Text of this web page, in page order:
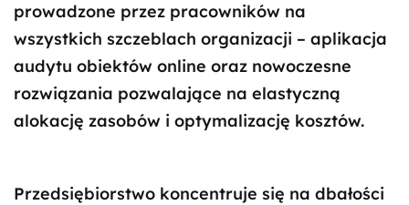
prowadzone przez pracowników na
wszystkich szczeblach organizacji – aplikacja
audytu obiektów online oraz nowoczesne
rozwiązania pozwalające na elastyczną
alokację zasobów i optymalizację kosztów.
Przedsiębiorstwo koncentruje się na dbałości